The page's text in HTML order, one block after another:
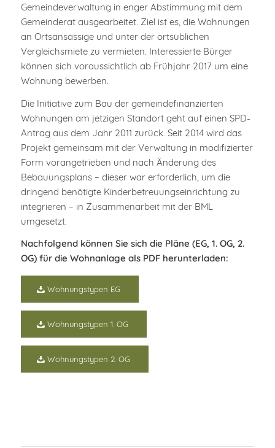
Gemeindeverwaltung in enger Abstimmung mit dem
Gemeinderat ausgearbeitet. Ziel ist es, die Wohnungen
an Ortsansässige und unter der ortsüblichen
Vergleichsmiete zu vermieten. Interessierte Bürger
können sich voraussichtlich ab Frühjahr 2017 um eine
Wohnung bewerben.
Die Initiative zum Bau der gemeindefinanzierten
Wohnungen am jetzigen Standort geht auf einen SPD-
Antrag aus dem Jahr 2011 zurück. Seit 2014 wird das
Projekt gemeinsam mit der Verwaltung in modifizierter
Form vorangetrieben und nach Änderung des
Bebauungsplans – dieser war erforderlich, um die
dringend benötigte Kinderbetreuungseinrichtung zu
integrieren – in Zusammenarbeit mit der BML
umgesetzt.
Nachfolgend können Sie sich die Pläne (EG, 1. OG, 2.
OG) für die Wohnanlage als PDF herunterladen:
Wohnungstypen EG
Wohnungstypen 1. OG
Wohnungstypen 2. OG